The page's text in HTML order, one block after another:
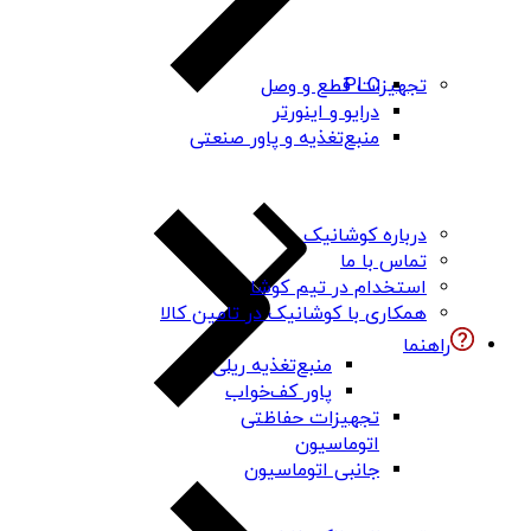
PLC
درایو و اینورتر
منبع‌تغذیه و پاور صنعتی
منبع‌تغذیه ریلی
پاور کف‌خواب
تجهیزات حفاظتی
اتوماسیون
جانبی اتوماسیون
تجهیزات قطع و وصل
درباره کوشانیک
تماس با ما
استخدام در تیم کوشا
همکاری با کوشانیک در تامین کالا
راهنما